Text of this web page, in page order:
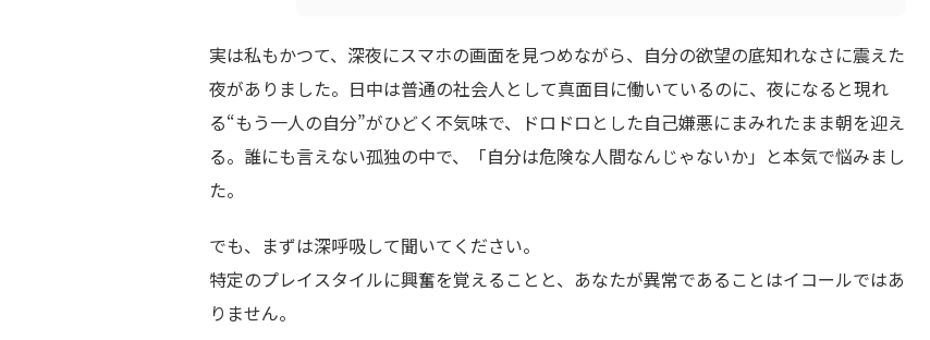
実は私もかつて、深夜にスマホの画面を見つめながら、自分の欲望の底知れなさに震えた
夜がありました。日中は普通の社会人として真面目に働いているのに、夜になると現れ
る“もう一人の自分”がひどく不気味で、ドロドロとした自己嫌悪にまみれたまま朝を迎え
る。誰にも言えない孤独の中で、「自分は危険な人間なんじゃないか」と本気で悩みまし
た。
でも、まずは深呼吸して聞いてください。
特定のプレイスタイルに興奮を覚えることと、あなたが異常であることはイコールではあ
りません。